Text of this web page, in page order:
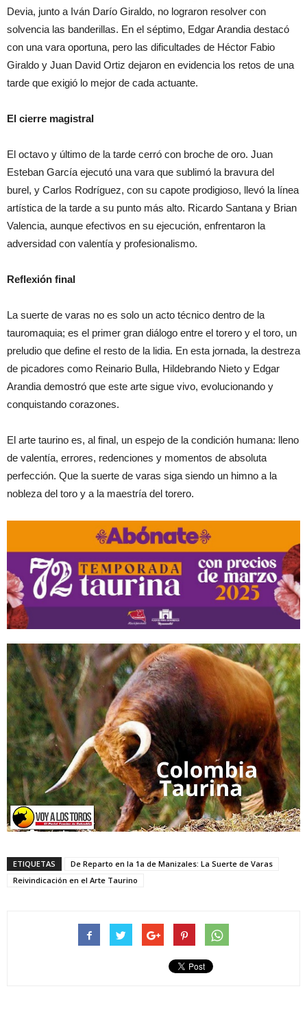
Devia, junto a Iván Darío Giraldo, no lograron resolver con
solvencia las banderillas. En el séptimo, Edgar Arandia destacó
con una vara oportuna, pero las dificultades de Héctor Fabio
Giraldo y Juan David Ortiz dejaron en evidencia los retos de una
tarde que exigió lo mejor de cada actuante.
El cierre magistral
El octavo y último de la tarde cerró con broche de oro. Juan
Esteban García ejecutó una vara que sublimó la bravura del
burel, y Carlos Rodríguez, con su capote prodigioso, llevó la línea
artística de la tarde a su punto más alto. Ricardo Santana y Brian
Valencia, aunque efectivos en su ejecución, enfrentaron la
adversidad con valentía y profesionalismo.
Reflexión final
La suerte de varas no es solo un acto técnico dentro de la
tauromaquia; es el primer gran diálogo entre el torero y el toro, un
preludio que define el resto de la lidia. En esta jornada, la destreza
de picadores como Reinario Bulla, Hildebrando Nieto y Edgar
Arandia demostró que este arte sigue vivo, evolucionando y
conquistando corazones.
El arte taurino es, al final, un espejo de la condición humana: lleno
de valentía, errores, redenciones y momentos de absoluta
perfección. Que la suerte de varas siga siendo un himno a la
nobleza del toro y a la maestría del torero.
ETIQUETAS
De Reparto en la 1a de Manizales: La Suerte de Varas
Reivindicación en el Arte Taurino